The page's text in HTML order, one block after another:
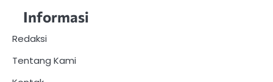
Informasi
Redaksi
Tentang Kami